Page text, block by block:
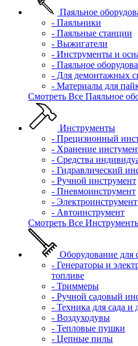
Паяльное
- Паяльники
- Паяльные станции
- Выжигатели
- Инструменты и
- Паяльное
- Для демонтажных
- Материалы для
Смотреть Все Паяльное
Инструменты
- Прецизионный
- Хранение
- Средства
- Гидравлический
- Ручной инструмент
- Пневмоинструмент
- Электроинструмент
- Автоинструмент
Смотреть Все
Оборудование для
- Генераторы и
топливе
- Триммеры
- Ручной садовый
- Техника для сада и
- Воздуходувы
- Тепловые пушки
- Цепные пилы